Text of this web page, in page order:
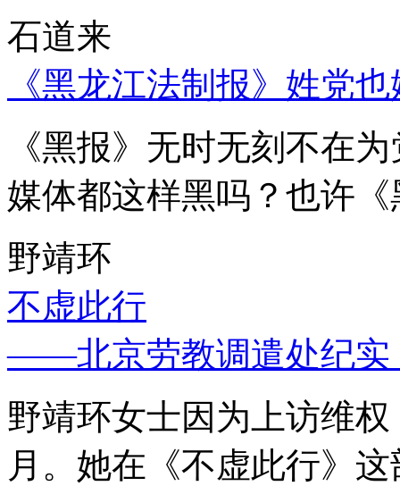
石道来
《黑龙江法制报》姓党
《黑报》无时无刻不在
媒体都这样黑吗？也许
野靖环
不虚此行
——北京劳教调遣处纪实
野靖环女士因为上访维
月。她在《不虚此行》